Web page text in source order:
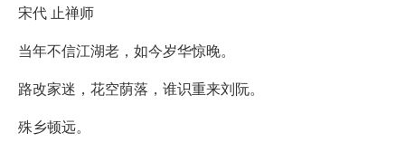
宋代 止禅师
当年不信江湖老，如今岁华惊晚。
路改家迷，花空荫落，谁识重来刘阮。
殊乡顿远。